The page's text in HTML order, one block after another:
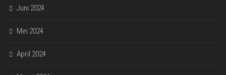
Juni 2024
Mei 2024
April 2024